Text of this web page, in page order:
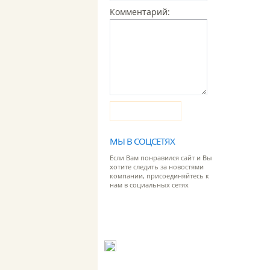
Комментарий:
МЫ В СОЦСЕТЯХ
Если Вам понравился сайт и Вы
хотите следить за новостями
компании, присоединяйтесь к
нам в социальных сетях